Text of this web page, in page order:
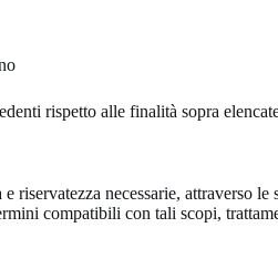
rispetto alle finalità sopra
riservatezza necessarie, attraverso
compatibili con tali scopi,